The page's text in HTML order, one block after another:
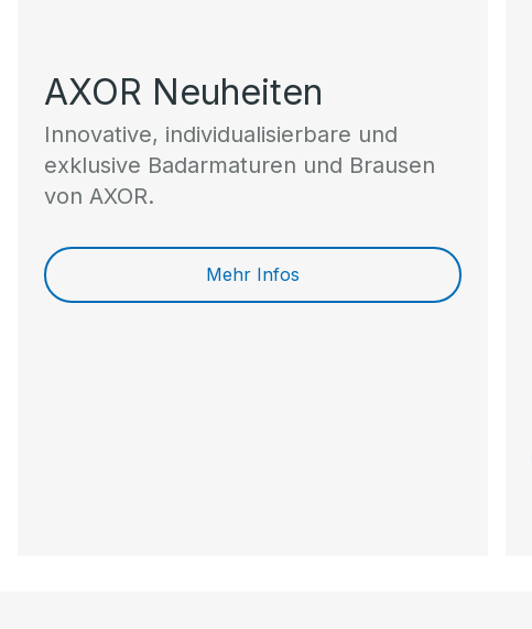
AXOR Neuheiten
Innovative, individualisierbare und
exklusive Badarmaturen und Brausen
von AXOR.
Mehr Infos